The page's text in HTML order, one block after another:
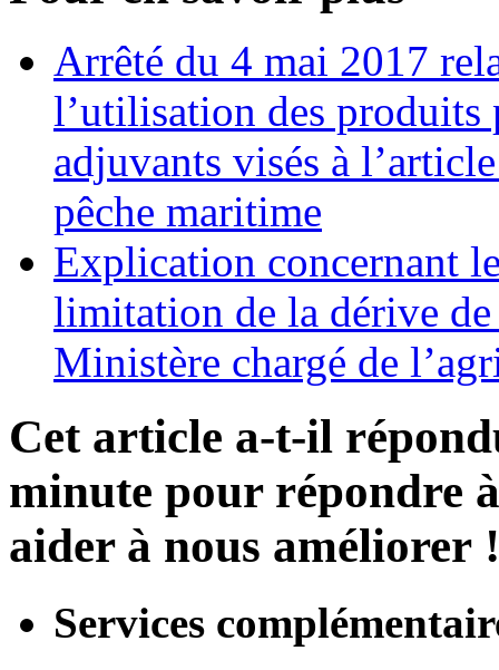
Arrêté du 4 mai 2017
l’utilisation des produits
adjuvants visés à
pêche maritime
Explication concernant
limitation de la dérive
Ministère chargé de
Cet article a-t-il
minute pour répondre
aider à nous améliorer !
Services